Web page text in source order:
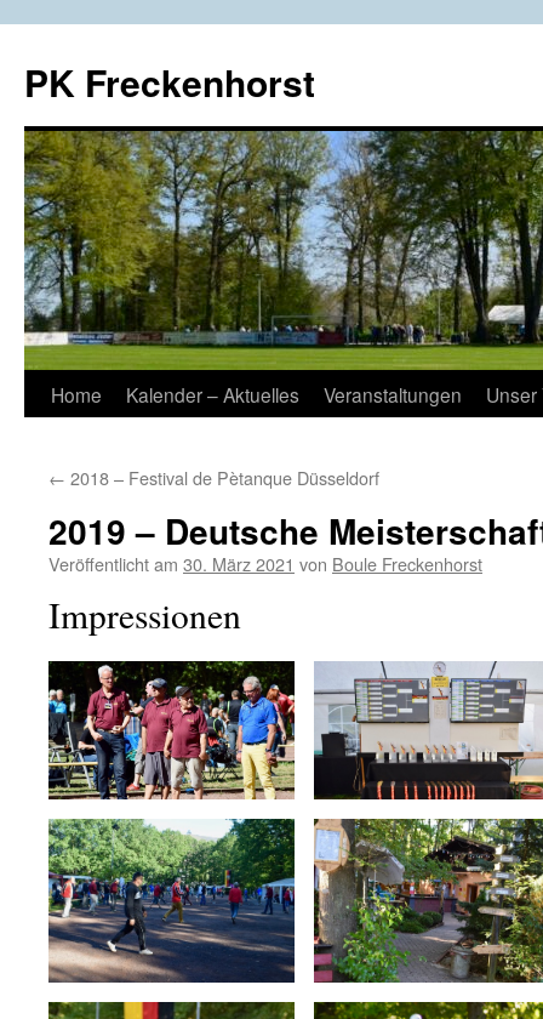
springen
PK Freckenhorst
Home Kalender – Aktuelles Veranstaltungen Unser
← 2018 – Festival de Pètanque Düsseldorf
2019 – Deutsche
Veröffentlicht am 30. März 2021 von Boule Freckenhorst
Impressionen